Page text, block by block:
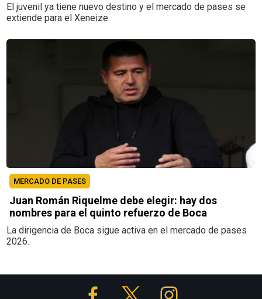
El juvenil ya tiene nuevo destino y el mercado de pases se
extiende para el Xeneize.
MERCADO DE PASES
Juan Román Riquelme debe elegir: hay dos
nombres para el quinto refuerzo de Boca
La dirigencia de Boca sigue activa en el mercado de pases
2026.